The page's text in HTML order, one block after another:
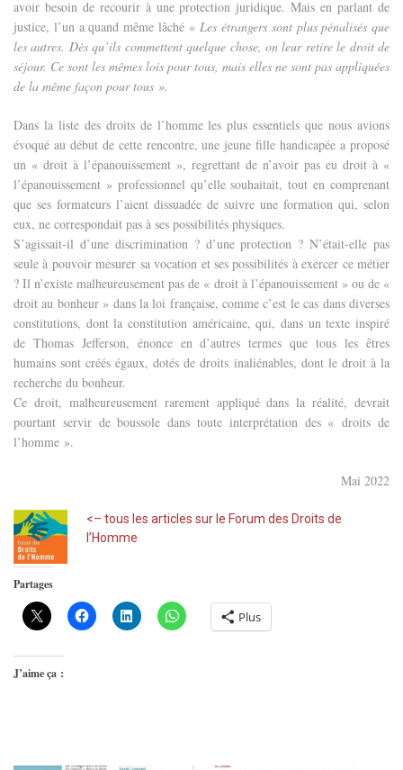
avoir besoin de recourir à une protection juridique. Mais en parlant de
justice, l’un a quand même lâché «Les étrangers sont plus pénalisés que
les autres. Dès qu’ils commettent quelque chose, on leur retire le droit de
séjour. Ce sont les mêmes lois pour tous, mais elles ne sont pas appliquées
de la même façon pour tous ».
Dans la liste des droits de l’homme les plus essentiels que nous avions
évoqué au début de cette rencontre, une jeune fille handicapée a proposé
un « droit à l’épanouissement », regrettant de n’avoir pas eu droit à «
l’épanouissement » professionnel qu’elle souhaitait, tout en comprenant
que ses formateurs l’aient dissuadée de suivre une formation qui, selon
eux, ne correspondait pas à ses possibilités physiques.
S’agissait-il d’une discrimination ? d’une protection ? N’était-elle pas
seule à pouvoir mesurer sa vocation et ses possibilités à exercer ce métier
?Il n’existe malheureusement pas de « droit à l’épanouissement » ou de «
droit au bonheur » dans la loi française, comme c’est le cas dans diverses
constitutions, dont la constitution américaine, qui, dans un texte inspiré
de Thomas Jefferson, énonce en d’autres termes que tous les êtres
humains sont créés égaux, dotés de droits inaliénables, dont le droit à la
recherche du bonheur.
Ce droit, malheureusement rarement appliqué dans la réalité, devrait
pourtant servir de boussole dans toute interprétation des « droits de
l’homme ».
Mai 2022
<– tous les articles sur le Forum des Droits de
l’Homme
Partages
Plus
J’aime ça :